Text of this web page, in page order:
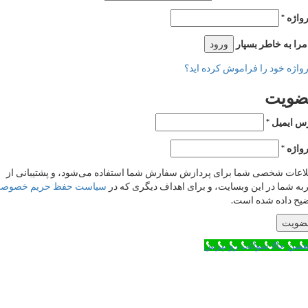
*
به خاطر بسپار ورود
خود را فراموش کرده اید؟
ایمیل*
*
شخصی شما برای پردازش سفارش شما استفاده می‌شود، و پشتیبانی از
شما در این وبسایت، و برای اهداف دیگری که درسیاست حفظ حریم خصوصی
داده شده است.
حالا سوالت رو بپرس